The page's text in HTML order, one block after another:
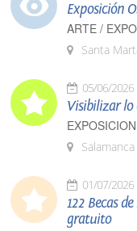
Exposición
ARTE /
Santa
05/06/2026
Visibilizar lo
Salamanca
01/07/2026
122 Becas
gratuito